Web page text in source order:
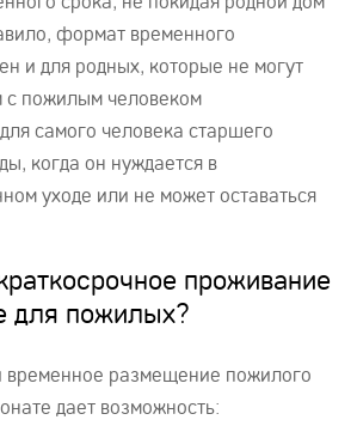
формат временного
и для родных, которые не могут
с пожилым человеком
самого человека старшего
когда он нуждается в
уходе или не может оставаться
проживание
для пожилых?
временное размещение пожилого
дает возможность: